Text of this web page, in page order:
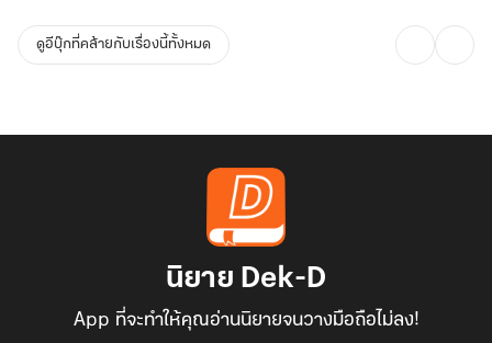
ดูอีบุ๊กที่คล้ายกับเรื่องนี้ทั้งหมด
นิยาย Dek-D
App ที่จะทำให้คุณอ่านนิยายจนวางมือถือไม่ลง!